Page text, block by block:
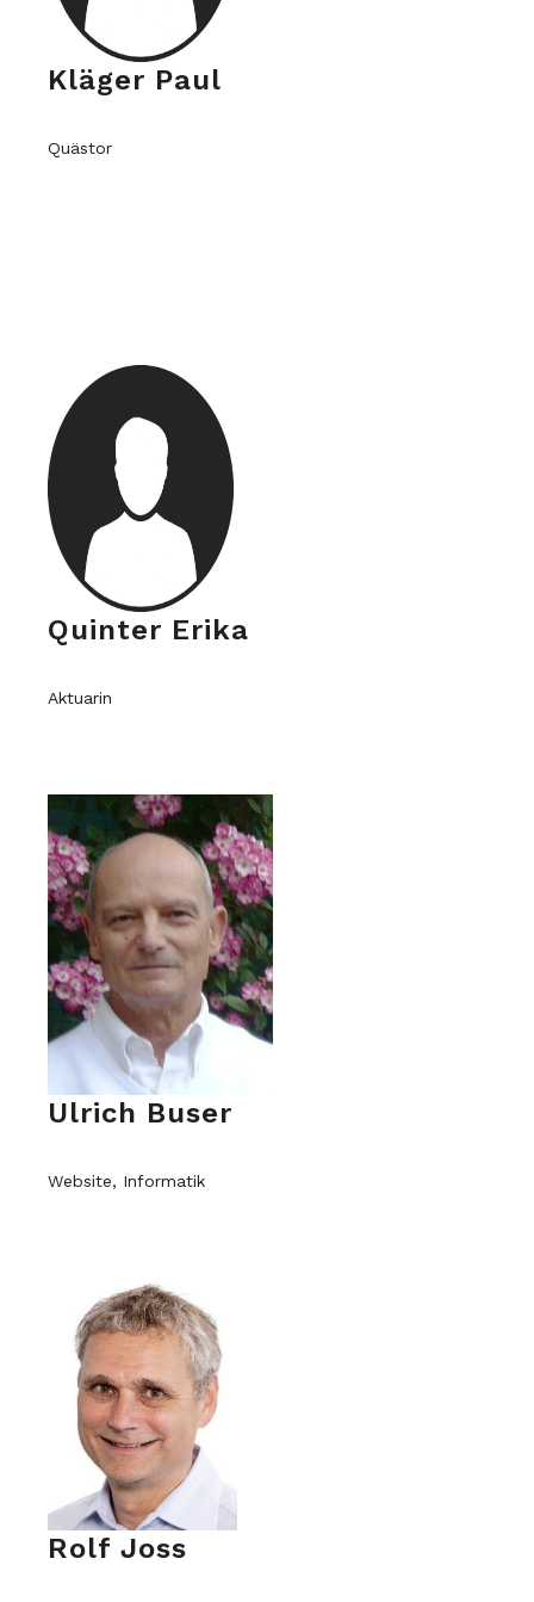
Kläger Paul
Quästor
Quinter Erika
Aktuarin
Ulrich Buser
Website, Informatik
Rolf Joss